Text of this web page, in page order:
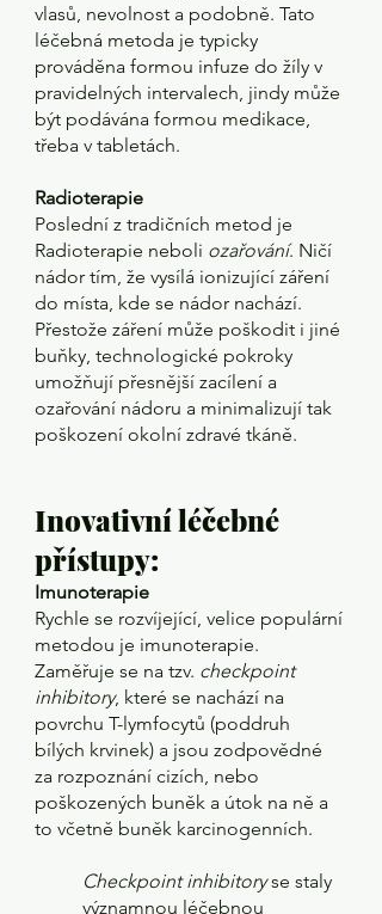
vlasů, nevolnost a podobně. Tato
léčebná metoda je typicky
prováděna formou infuze do žíly v
pravidelných intervalech, jindy může
být podávána formou medikace,
třeba v tabletách.
Radioterapie
Poslední z tradičních metod je
Radioterapie neboli ozařování. Ničí
nádor tím, že vysílá ionizující záření
do místa, kde se nádor nachází.
Přestože záření může poškodit i jiné
buňky, technologické pokroky
umožňují přesnější zacílení a
ozařování nádoru a minimalizují tak
poškození okolní zdravé tkáně.
Inovativní léčebné
přístupy:
Imunoterapie
Rychle se rozvíjející, velice populární
metodou je imunoterapie.
Zaměřuje se na tzv. checkpoint
inhibitory, které se nachází na
povrchu T-lymfocytů (poddruh
bílých krvinek) a jsou zodpovědné
za rozpoznání cizích, nebo
poškozených buněk a útok na ně a
to včetně buněk karcinogenních.
Checkpoint inhibitory se staly
významnou léčebnou